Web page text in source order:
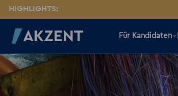
HIGHLIGHTS:
Für Kandidaten